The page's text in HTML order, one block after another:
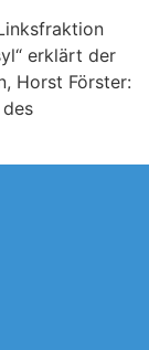
erklärt der
Horst Förster: